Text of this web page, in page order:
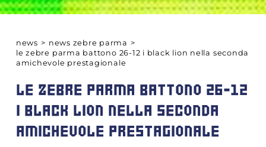
news > news zebre parma >
le zebre parma battono 26-12 i black lion nella seconda
amichevole prestagionale
LE ZEBRE PARMA BATTONO 26-12
I BLACK LION NELLA SECONDA
AMICHEVOLE PRESTAGIONALE